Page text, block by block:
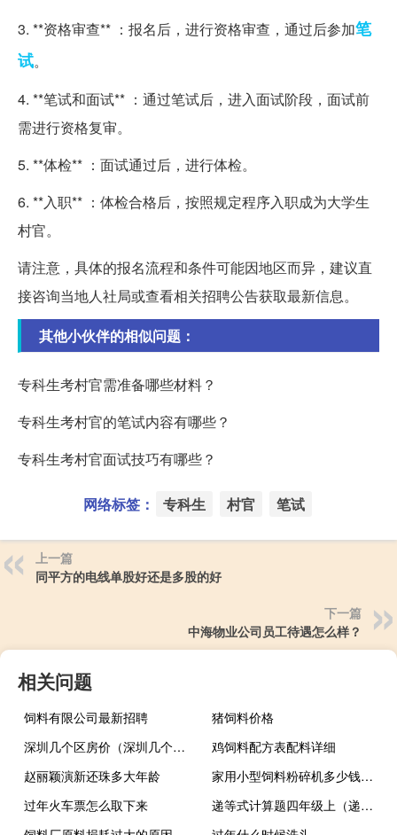
3. **资格审查** ：报名后，进行资格审查，通过后参加笔
试。
4. **笔试和面试** ：通过笔试后，进入面试阶段，面试前
需进行资格复审。
5. **体检** ：面试通过后，进行体检。
6. **入职** ：体检合格后，按照规定程序入职成为大学生
村官。
请注意，具体的报名流程和条件可能因地区而异，建议直
接咨询当地人社局或查看相关招聘公告获取最新信息。
其他小伙伴的相似问题：
专科生考村官需准备哪些材料？
专科生考村官的笔试内容有哪些？
专科生考村官面试技巧有哪些？
网络标签： 专科生 村官 笔试
上一篇
同平方的电线单股好还是多股的好
下一篇
中海物业公司员工待遇怎么样？
相关问题
饲料有限公司最新招聘
猪饲料价格
深圳几个区房价（深圳几个区）
鸡饲料配方表配料详细
赵丽颖演新还珠多大年龄
家用小型饲料粉碎机多少钱一台
过年火车票怎么取下来
递等式计算题四年级上（递等式计算题四年级）